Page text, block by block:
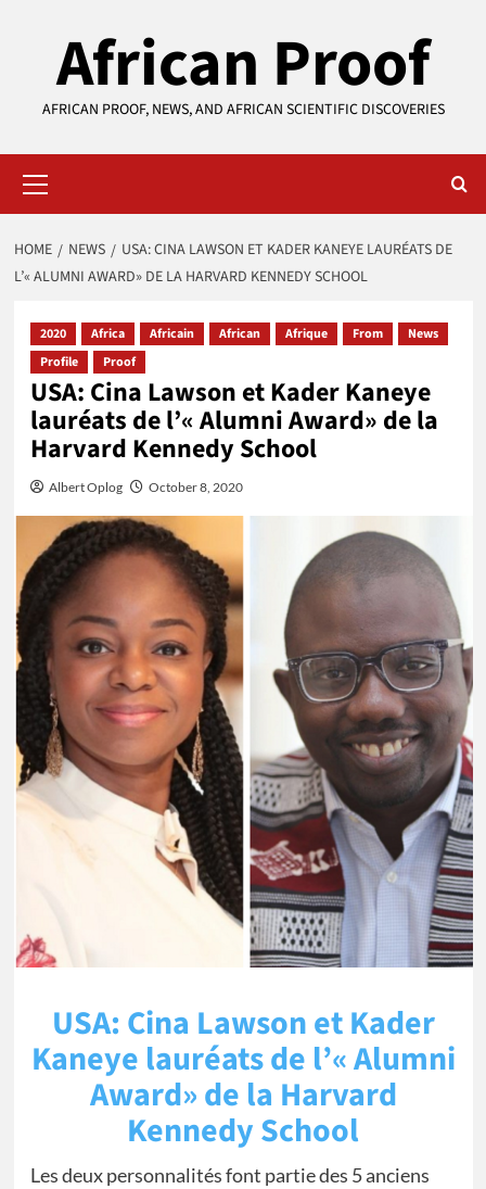
African Proof
AFRICAN PROOF, NEWS, AND AFRICAN SCIENTIFIC DISCOVERIES
Menu
HOME NEWS
USA: CINA LAWSON ET KADER KANEYE LAURÉATS DE
L’« ALUMNI AWARD» DE LA HARVARD KENNEDY SCHOOL
2020 Africa Africain African Afrique From
News
Profile
Proof
USA: Cina Lawson et Kader Kaneye
lauréats de l’« Alumni Award» de la
Harvard Kennedy School
Albert Oplog October 8, 2020
USA: Cina Lawson et Kader
Kaneye lauréats de l’« Alumni
Award» de la Harvard
Kennedy School
Les deux personnalités font partie des 5 anciens